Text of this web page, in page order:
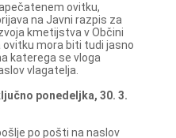
ovitku,
na Javni razpis za
kmetijstva v Občini
ovitku mora biti tudi jasno
katerega se vloga
vlagatelja.
ponedeljka, 30. 3.
po pošti na naslov